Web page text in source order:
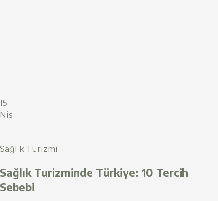
15
Nis
Sağlık Turizmi
Sağlık Turizminde Türkiye: 10 Tercih
Sebebi